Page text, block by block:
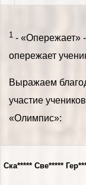
1 - «Опережает» -
опережает
Выражаем
участие
«Олимпис»:
Ска***** Све*****